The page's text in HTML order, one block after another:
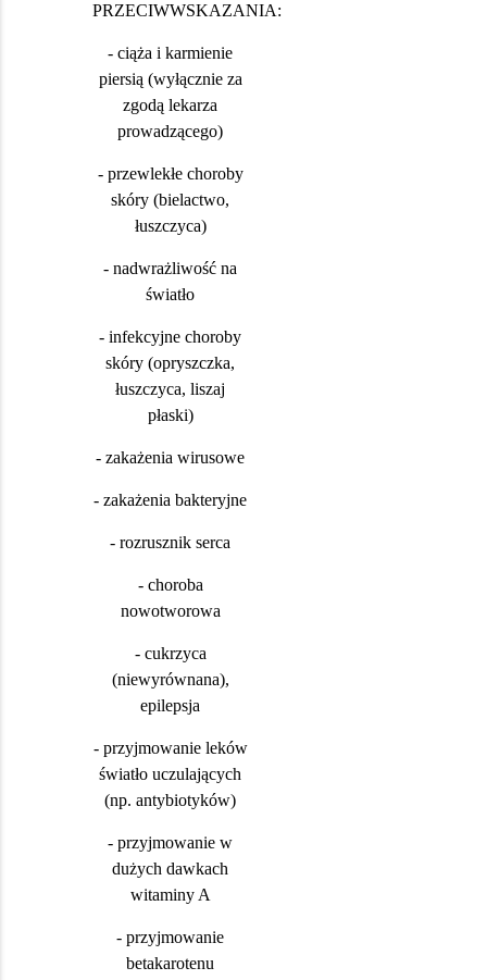
PRZECIWWSKAZANIA:
- ciąża i karmienie
piersią (wyłącznie za
zgodą lekarza
prowadzącego)
- przewlekłe choroby
skóry (bielactwo,
łuszczyca)
- nadwrażliwość na
światło
- infekcyjne choroby
skóry (opryszczka,
łuszczyca, liszaj
płaski)
- zakażenia wirusowe
- zakażenia bakteryjne
- rozrusznik serca
- choroba
nowotworowa
- cukrzyca
(niewyrównana),
epilepsja
- przyjmowanie leków
światło uczulających
(np. antybiotyków)
- przyjmowanie w
dużych dawkach
witaminy A
- przyjmowanie
betakarotenu